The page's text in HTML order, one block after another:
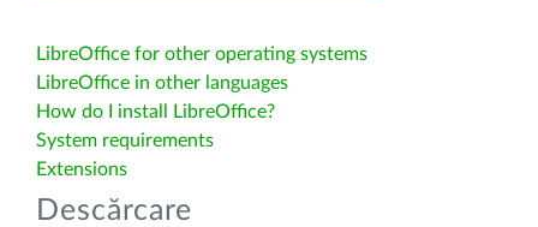
LibreOffice for other operating systems
LibreOffice in other languages
How do I install LibreOffice?
System requirements
Extensions
Descărcare